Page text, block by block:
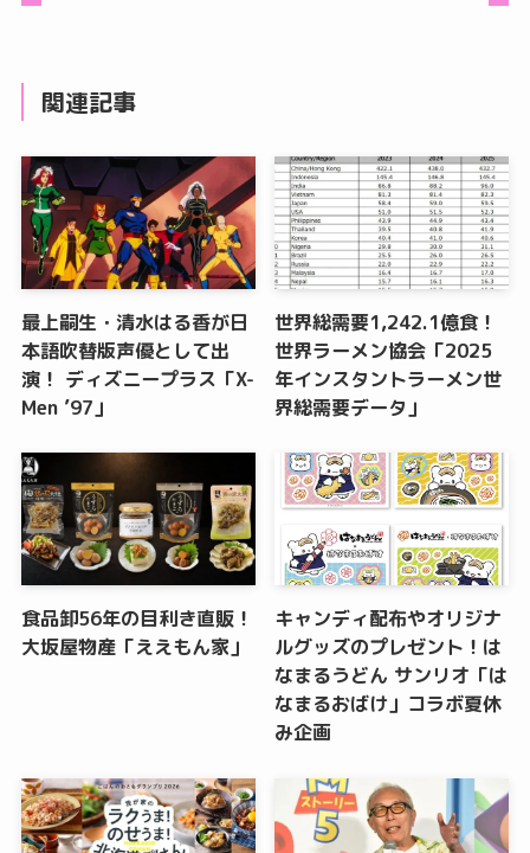
関連記事
最上嗣生・清水はる香が日
本語吹替版声優として出
演！ ディズニープラス「X-
Men ’97」
世界総需要1,242.1億食！
世界ラーメン協会「2025
年インスタントラーメン世
界総需要データ」
食品卸56年の目利き直販！
大坂屋物産「ええもん家」
キャンディ配布やオリジナ
ルグッズのプレゼント！は
なまるうどん サンリオ「は
なまるおばけ」コラボ夏休
み企画